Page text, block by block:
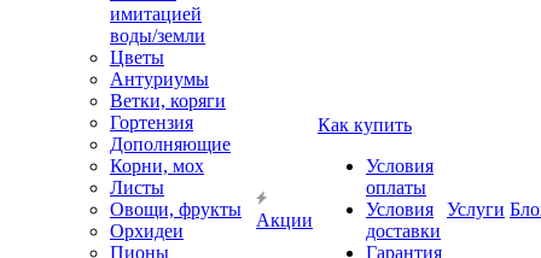
имитацией
воды/земли
Цветы
Антуриумы
Ветки, коряги
Гортензия
Дополняющие
Корни, мох
Листы
Овощи, фрукты
Орхидеи
Пионы
Акции
Как купить
Условия
оплаты
Условия
доставки
Гарантия
Услуги